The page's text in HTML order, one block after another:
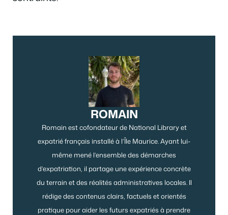
ROMAIN
Romain est cofondateur de National Library et
expatrié français installé à l’Île Maurice. Ayant lui-
même mené l’ensemble des démarches
d’expatriation, il partage une expérience concrète
du terrain et des réalités administratives locales. Il
rédige des contenus clairs, factuels et orientés
pratique pour aider les futurs expatriés à prendre